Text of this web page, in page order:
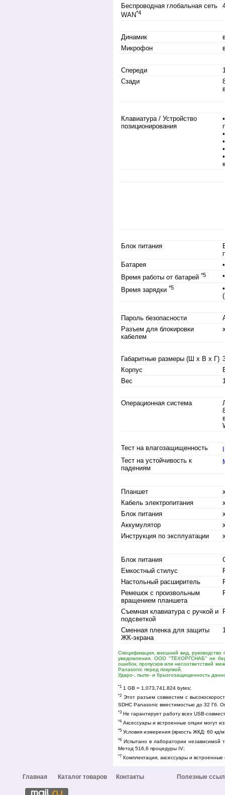
Беспроводная глобальная сеть
WAN*4
Динамик
Микрофон
Спереди
Сзади
Клавиатура / Устройство
позиционирования
Блок питания
Батарея
Время работы от батарей *5
Время зарядки *5
Пароль безопасности
Разъем для блокировки
кабелем
Габаритные размеры (Ш х В х Г)
Корпус
Вес
Операционная система
Тест на влагозащищенность
Тест на устойчивость к
падениям
Планшет
Кабель электропитания
Блок питания
Аккумулятор
Инструкция по эксплуатации
Блок питания
Емкостный стилус
Настольный расширитель
Ремешок с произвольным
вращением планшета
Съемная клавиатура с ручкой и
подсветкой
Сменная пленка для защиты
ЖК-экрана
Спецификация, внешний вид, руководство
уведомления. ООО "ТЕХОРГСНАБ" не
ошибок, пропусков или несоответствий
Panasonic перед покупкой.
Ударо-, пыле- и брызгозащищенность
*1 1 GB = 1,073,741,824 bytes;
*2 Этот разъем совместим с
SDHC Panasonic вместимостью до 32 Гб.
*3 Не гарантирует работу всех USB-
*4Аксессуары и встроенные опции могут
*5 Условия измерения (яркость ЖКД: 60 кд/
*6 Испытано в лаборатории независимой
Метод 516,6 процедуры IV;
*7 Комплектация, аксессуары и
Главная Каталог товаров Контакты Полезные